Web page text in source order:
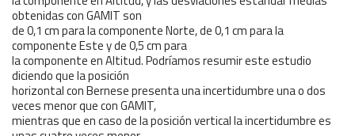
obtenidas con GAMIT son
de 0,1 cm para la componente Norte, de 0,1 cm para la
componente Este y de 0,5 cm para
la componente en Altitud. Podríamos resumir este estudio
diciendo que la posición
horizontal con Bernese presenta una incertidumbre una o dos
veces menor que con GAMIT,
mientras que en caso de la posición vertical la incertidumbre es